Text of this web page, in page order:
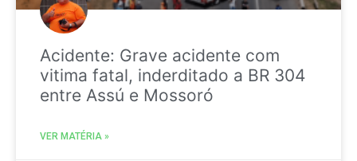
Acidente: Grave acidente com
vitima fatal, inderditado a BR 304
entre Assú e Mossoró
VER MATÉRIA »